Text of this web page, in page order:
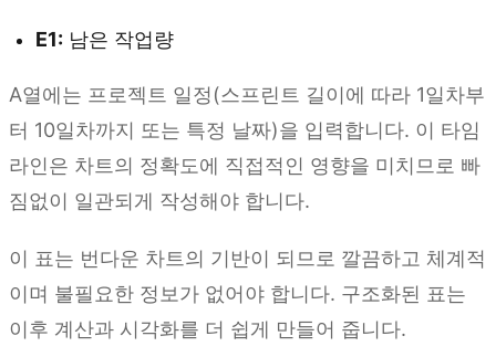
E1: 남은 작업량
A열에는 프로젝트 일정(스프린트 길이에 따라 1일차부
터 10일차까지 또는 특정 날짜)을 입력합니다. 이 타임
라인은 차트의 정확도에 직접적인 영향을 미치므로 빠
짐없이 일관되게 작성해야 합니다.
이 표는 번다운 차트의 기반이 되므로 깔끔하고 체계적
이며 불필요한 정보가 없어야 합니다. 구조화된 표는
이후 계산과 시각화를 더 쉽게 만들어 줍니다.